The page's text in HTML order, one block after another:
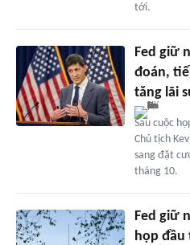
tới.
Fed giữ
đoán,
tăng lãi
Sau cuộc
Chủ tịch
sang đặt
tháng 10.
Fed giữ
họp đầu